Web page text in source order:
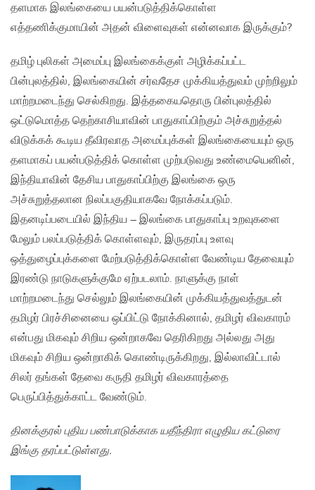
தளமாக இலங்கையை பயன்படுத்திக்கொள்ள
எத்தணிக்குமாயின் அதன் விளைவுகள் என்னவாக இருக்கும்?
தமிழ் புலிகள் அமைப்பு இலங்கைக்குள் அழிக்கப்பட்ட
பின்புலத்தில், இலங்கையின் சர்வதேச முக்கியத்துவம் முற்றிலும்
மாற்றமடைந்து செல்கிறது. இத்தகையதொரு பின்புலத்தில்
ஒட்டுமொத்த தெற்காசியாவின் பாதுகாப்பிற்கும் அச்சுறுத்தல்
விடுக்கக் கூடிய தீவிரவாத அமைப்புக்கள் இலங்கையையும் ஒரு
தளமாகப் பயன்படுத்திக் கொள்ள முற்படுவது உண்மையெனின்,
இந்தியாவின் தேசிய பாதுகாப்பிற்கு இலங்கை ஒரு
அச்சுறுத்தலான நிலப்பகுதியாகவே நோக்கப்படும்.
இதனடிப்படையில் இந்திய – இலங்கை பாதுகாப்பு உறவுகளை
மேலும் பலப்படுத்திக் கொள்ளவும், இருதரப்பு உளவு
ஒத்துழைப்புக்களை மேற்படுத்திக்கொள்ள வேண்டிய தேவையும்
இரண்டு நாடுகளுக்குமே ஏற்படலாம். நாளுக்கு நாள்
மாற்றமடைந்து செல்லும் இலங்கையின் முக்கியத்துவத்துடன்
தமிழர் பிரச்சினையை ஒப்பிட்டு நோக்கினால், தமிழர் விவகாரம்
என்பது மிகவும் சிறிய ஒன்றாகவே தெரிகிறது அல்லது அது
மிகவும் சிறிய ஒன்றாகிக் கொண்டிருக்கிறது, இல்லாவிட்டால்
சிலர் தங்கள் தேவை கருதி தமிழர் விவகாரத்தை
பெருப்பித்துக்காட்ட வேண்டும்.
தினக்குரல் புதிய பண்பாடுக்காக யதீந்திரா எழுதிய கட்டுரை
இங்கு தரப்பட்டுள்ளது.